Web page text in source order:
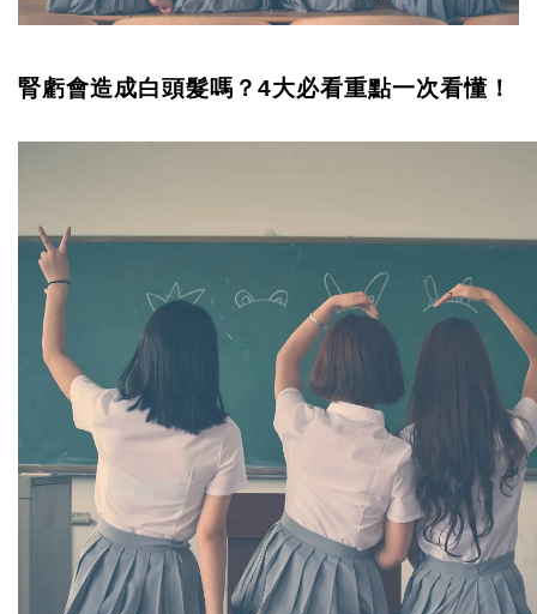
腎虧會造成白頭髮嗎？4大必看重點一次看懂！